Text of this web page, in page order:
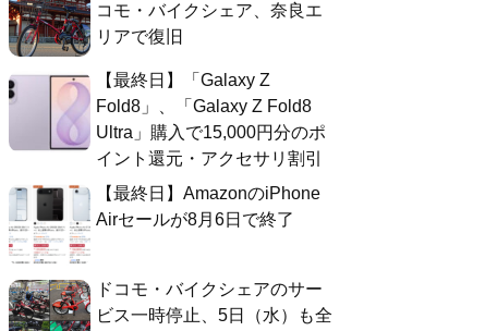
コモ・バイクシェア、奈良エ
リアで復旧
【最終日】「Galaxy Z
Fold8」、「Galaxy Z Fold8
Ultra」購入で15,000円分のポ
イント還元・アクセサリ割引
【最終日】AmazonのiPhone
Airセールが8月6日で終了
ドコモ・バイクシェアのサー
ビス一時停止、5日（水）も全